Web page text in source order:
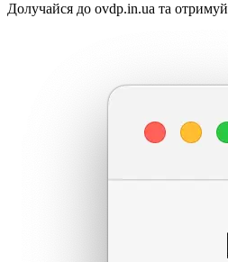
Долучайся до ovdp.in.ua та отримуй